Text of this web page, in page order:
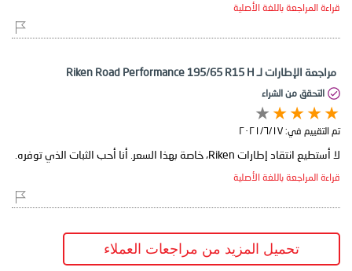
قراءة المراجعة باللغة الأصلية
مراجعة الإطارات لـ Riken Road Performance 195/65 R15 H
التحقق من الشراء
تم التقييم في: ١٧‏/٦‏/٢٠٢١
لا أستطيع انتقاد إطارات Riken، خاصة بهذا السعر. أنا أحب الثبات الذي توفره.
قراءة المراجعة باللغة الأصلية
تحميل المزيد من مراجعات العملاء